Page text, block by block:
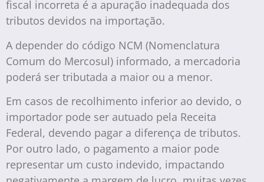
fiscal incorreta é a apuração inadequada dos
tributos devidos na importação.
A depender do código NCM (Nomenclatura
Comum do Mercosul) informado, a mercadoria
poderá ser tributada a maior ou a menor.
Em casos de recolhimento inferior ao devido, o
importador pode ser autuado pela Receita
Federal, devendo pagar a diferença de tributos.
Por outro lado, o pagamento a maior pode
representar um custo indevido, impactando